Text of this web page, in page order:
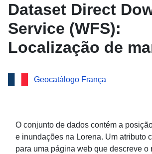
Dataset Direct
Service (WFS):
Localização de
trelas de
Lorraine
Geocatálogo França
O conjunto de dados contém a
e inundações na Lorena. Um atributo
para uma página web que descreve o